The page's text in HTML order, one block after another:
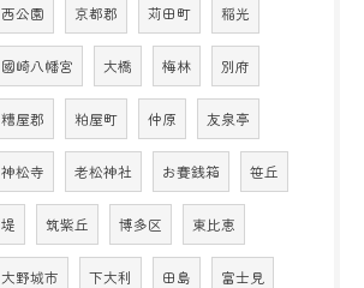
西公園 京都郡 苅田町 稲光
國崎八幡宮 大橋 梅林 別府
糟屋郡 粕屋町 仲原 友泉亭
神松寺 老松神社 お賽銭箱 笹丘
堤 筑紫丘 博多区 東比恵
大野城市 下大利 田島 富士見